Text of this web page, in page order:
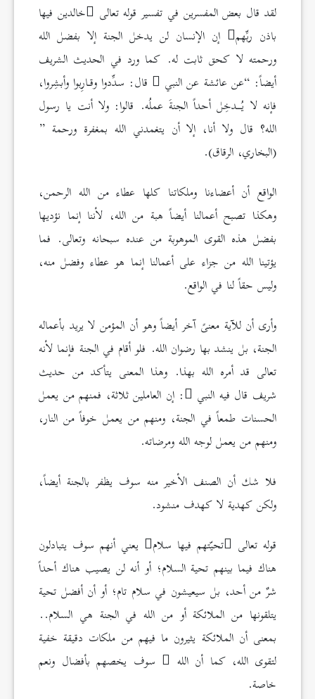
لقد قال بعض المفسرين في تفسير قوله تعالى خالدين فيها
باذن ربِّهم إن الإنسان لن يدخل الجنة إلا بفضل الله
ورحمته لا كحق ثابت له. كما ورد في الحديث الشريف
أيضاً: “عن عائشة عن النبي
قال: سدِّدوا وقـارِبوا وأبشِروا،
فإنه لا يُــدخِل أحداً الجنةَ عملُه. قالوا: ولا أنت يا رسول
الله؟ قال ولا أنا، إلا أن يتغمدني الله بمغفرة ورحمة ”
(البخاري، الرقاق).
الواقع أن أعضاءنا وملكاتنا كلها عطاء من الله الرحمن،
وهكذا تصبح أعمالنا أيضاً هبة من الله، لأننا إنما نؤديها
بفضل هذه القوى الموهوبة من عنده سبحانه وتعالى. فما
يؤتينا الله من جزاء على أعمالنا إنما هو عطاء وفضل منه،
وليس حقاً لنا في الواقع.
وأرى أن للآية معنىً آخر أيضاً وهو أن المؤمن لا يريد بأعماله
الجنة، بل ينشد بها رضوان الله. فلو أقام في الجنة فإنما لأنه
تعالى قد أمره الله بهذا. وهذا المعنى يتأكد من حديث
شريف قال فيه النبي : إن العاملين ثلاثة، فمنهم من يعمل
الحسنات طمعاً في الجنة، ومنهم من يعمل خوفاً من النار،
ومنهم من يعمل لوجه الله ومرضاته.
فلا شك أن الصنف الأخير منه سوف يظفر بالجنة أيضاً،
ولكن كهدية لا كهدف منشود.
قوله تعالى تحيّتهم فيها سلام يعني أنهم سوف يتبادلون
هناك فيما بينهم تحية السلام؛ أو أنه لن يصيب هناك أحداً
شرٌ من أحد، بل سيعيشون في سلام تام؛ أو أن أفضل تحية
يتلقونها من الملائكة أو من الله في الجنة هي السلام..
بمعنى أن الملائكة يثيرون ما فيهم من ملكات دقيقة خفية
لتقوى الله، كما أن الله
سوف يخصهم بأفضال ونعم
خاصة.